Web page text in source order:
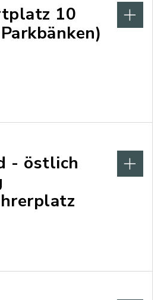
10
- östlich